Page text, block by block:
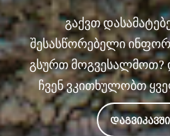
გაქვთ
შესასწორებელი
გსურთ მოგვესალმოთ?
ჩვენ ვკითხულობთ